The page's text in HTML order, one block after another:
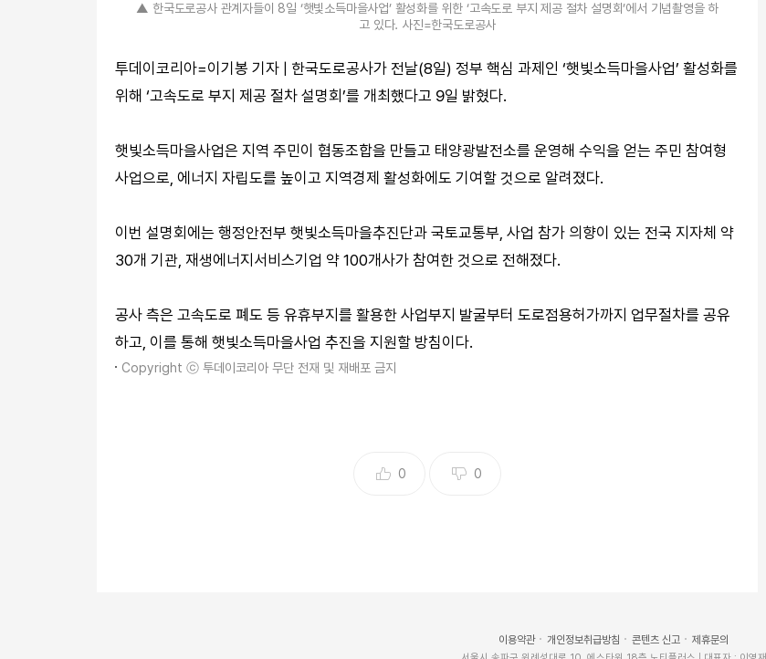
▲ 한국도로공사 관계자들이 8일 ‘햇빛소득마을사업’ 활성화를 위한 ‘고속도로 부지 제공 절차 설명회’에서 기념촬영을 하
고 있다. 사진=한국도로공사
투데이코리아=이기봉 기자 | 한국도로공사가 전날(8일) 정부 핵심 과제인 ‘햇빛소득마을사업’ 활성화를
위해 ‘고속도로 부지 제공 절차 설명회’를 개최했다고 9일 밝혔다.
햇빛소득마을사업은 지역 주민이 협동조합을 만들고 태양광발전소를 운영해 수익을 얻는 주민 참여형
사업으로, 에너지 자립도를 높이고 지역경제 활성화에도 기여할 것으로 알려졌다.
이번 설명회에는 행정안전부 햇빛소득마을추진단과 국토교통부, 사업 참가 의향이 있는 전국 지자체 약
30개 기관, 재생에너지서비스기업 약 100개사가 참여한 것으로 전해졌다.
공사 측은 고속도로 폐도 등 유휴부지를 활용한 사업부지 발굴부터 도로점용허가까지 업무절차를 공유
하고, 이를 통해 햇빛소득마을사업 추진을 지원할 방침이다.
Copyright ⓒ 투데이코리아 무단 전재 및 재배포 금지
0 0
이용약관 개인정보취급방침 콘텐츠 신고 제휴문의